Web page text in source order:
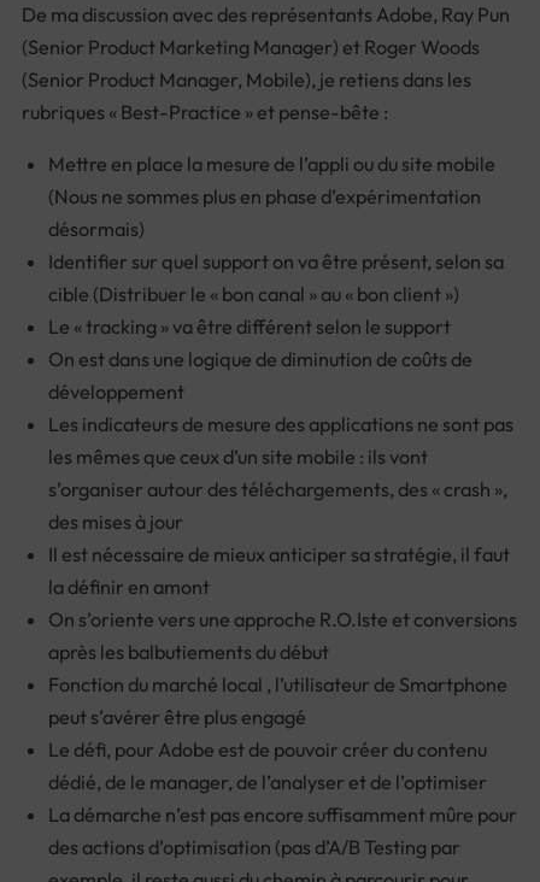
De ma discussion avec des représentants Adobe, Ray Pun
(Senior Product Marketing Manager) et Roger Woods
(Senior Product Manager, Mobile), je retiens dans les
rubriques « Best-Practice » et pense-bête :
Mettre en place la mesure de l’appli ou du site mobile
(Nous ne sommes plus en phase d’expérimentation
désormais)
Identifier sur quel support on va être présent, selon sa
cible (Distribuer le « bon canal » au « bon client »)
Le « tracking » va être différent selon le support
On est dans une logique de diminution de coûts de
développement
Les indicateurs de mesure des applications ne sont pas
les mêmes que ceux d’un site mobile : ils vont
s’organiser autour des téléchargements, des « crash »,
des mises à jour
Il est nécessaire de mieux anticiper sa stratégie, il faut
la définir en amont
On s’oriente vers une approche R.O.Iste et conversions
après les balbutiements du début
Fonction du marché local , l’utilisateur de Smartphone
peut s’avérer être plus engagé
Le défi, pour Adobe est de pouvoir créer du contenu
dédié, de le manager, de l’analyser et de l’optimiser
La démarche n’est pas encore suffisamment mûre pour
des actions d’optimisation (pas d’A/B Testing par